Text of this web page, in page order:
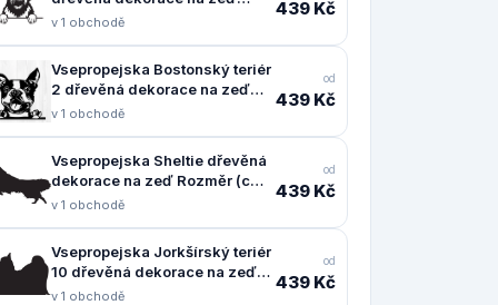
Rozměr (cm): 38 x 36
v 1 obchodě
439 Kč
Vsepropejska Bostonský teriér
2 dřevěná dekorace na zeď
Rozměr (cm): 37 x 38
v 1 obchodě
od
439 Kč
Vsepropejska Sheltie dřevěná
dekorace na zeď Rozměr (cm):
24 x 38
v 1 obchodě
od
439 Kč
Vsepropejska Jorkšírský teriér
10 dřevěná dekorace na zeď
Rozměr (cm): 24 x 38
v 1 obchodě
od
439 Kč